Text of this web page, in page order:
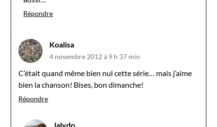
Répondre
Koalisa
4 novembre 2012 à 9 h 37 min
C’était quand même bien nul cette série… mais j’aime
bien la chanson! Bises, bon dimanche!
Répondre
lalydo